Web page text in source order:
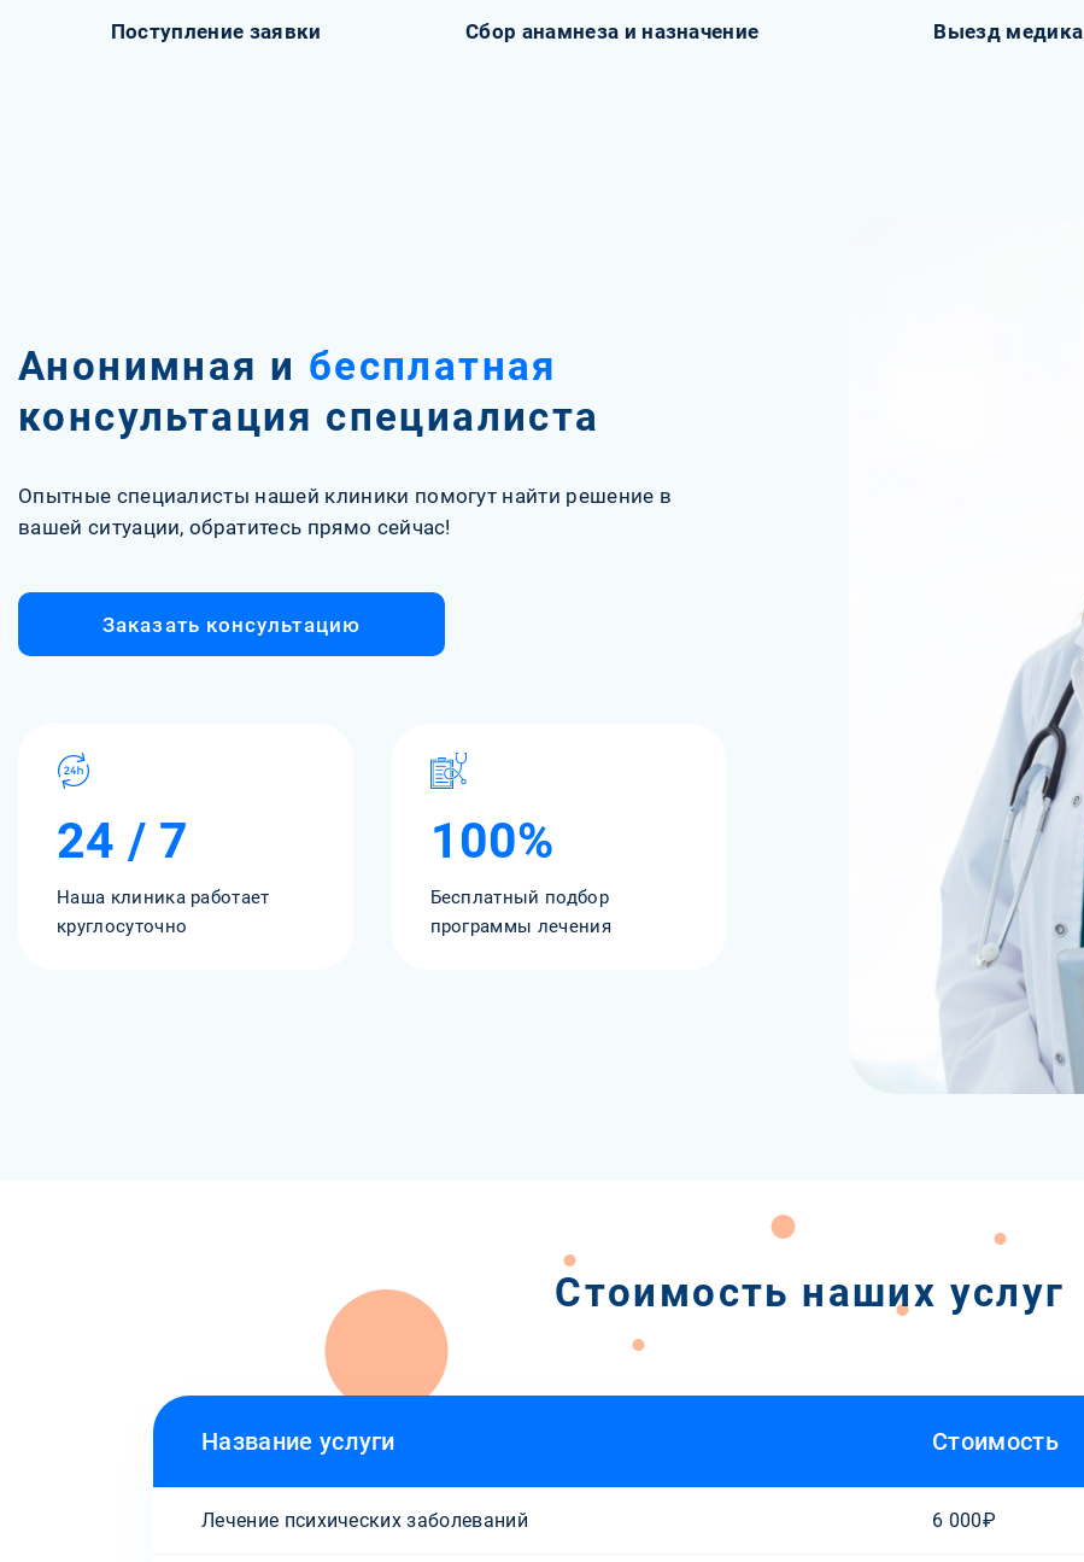
Поступление заявки Сбор анамнеза и назначение Выезд медика
Анонимная и бесплатная
консультация специалиста
Опытные специалисты нашей клиники помогут найти решение в
вашей ситуации, обратитесь прямо сейчас!
Заказать консультацию
24 / 7
Наша клиника работает
круглосуточно
100%
Бесплатный подбор
программы лечения
Стоимость наших услуг
Название услуги Стоимость
Лечение психических заболеваний 6 000₽